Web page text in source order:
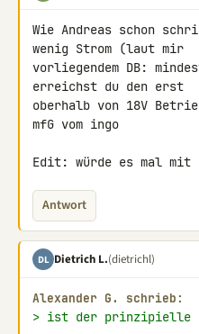
Wie Andreas schon
wenig Strom (laut mir
vorliegendem DB:
erreichst du den erst
oberhalb von 18V
mfG vom ingo
Edit: würde es mal mit
Antwort
DL Dietrich L.(dietrichl)
Alexander G. schrieb:
> ist der prinzipielle